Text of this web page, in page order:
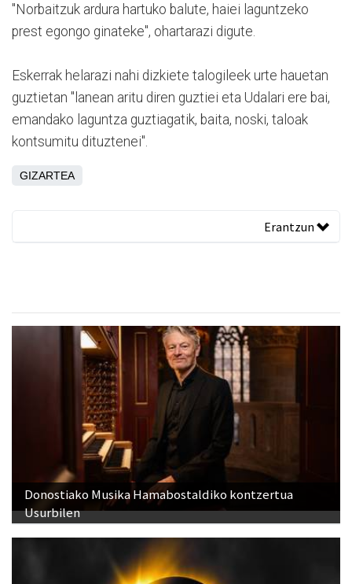
"Norbaitzuk ardura hartuko balute, haiei laguntzeko
prest egongo ginateke", ohartarazi digute.
Eskerrak helarazi nahi dizkiete talogileek urte hauetan
guztietan "lanean aritu diren guztiei eta Udalari ere bai,
emandako laguntza guztiagatik, baita, noski, taloak
kontsumitu dituztenei".
GIZARTEA
Erantzun
Donostiako Musika Hamabostaldiko kontzertua
Usurbilen